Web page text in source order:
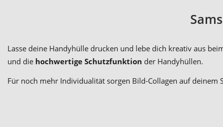
Lasse deine Handyhülle drucken und lebe dich kreativ aus
und die hochwertige Schutzfunktion der Handyhüllen.
Für noch mehr Individualität sorgen Bild-Collagen auf deinem